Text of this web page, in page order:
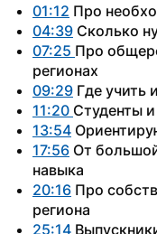
01:12 Про
04:39 Сколько
07:25 Про
регионах
09:29 Где учить
11:20 Студенты
13:54
17:56 От
навыка
20:16 Про
региона
25:14